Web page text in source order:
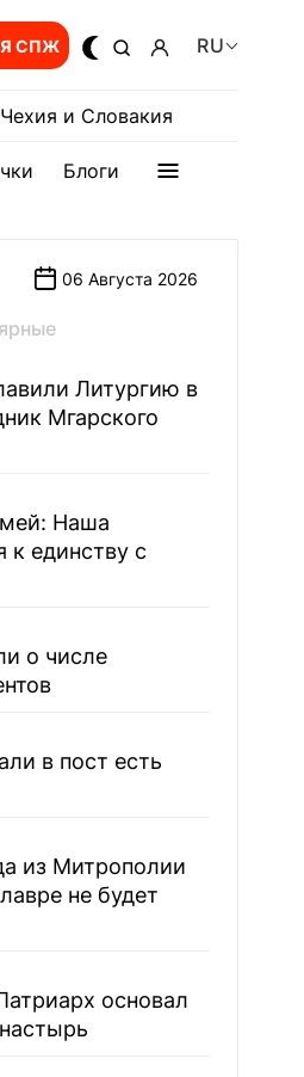
СПЖ RU
Чехия и Словакия
Блоги
06 Августа 2026
Литургию в
Мгарского
Наша
к единству с
о числе
в пост есть
из Митрополии
не будет
основал